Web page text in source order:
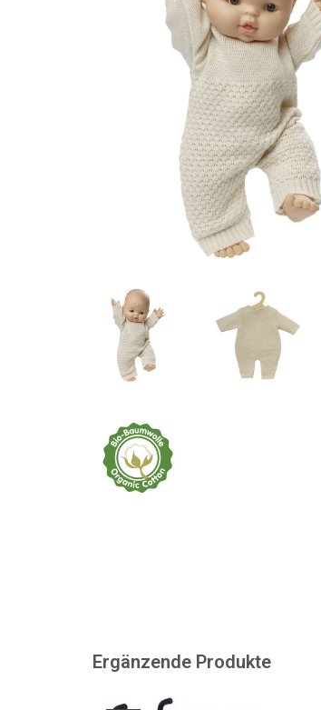
Ergänzende Produkte
Nehmen Sie Ihre Puppen in